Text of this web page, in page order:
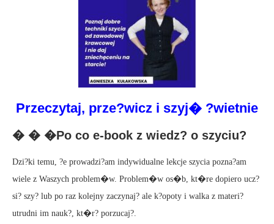
Przeczytaj, prze?wicz i szyj� ?wietnie
� � �Po co e-book z wiedz? o szyciu?
Dzi?ki temu, ?e prowadzi?am indywidualne lekcje szycia pozna?am
wiele z Waszych problem�w. Problem�w os�b, kt�re dopiero ucz?
si? szy? lub po raz kolejny zaczynaj? ale k?opoty i walka z materi?
utrudni im nauk?, kt�r? porzucaj?.